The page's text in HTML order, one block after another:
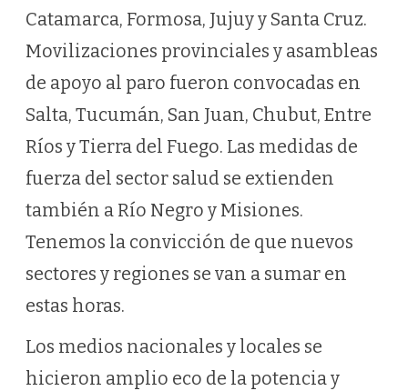
Catamarca, Formosa, Jujuy y Santa Cruz.
Movilizaciones provinciales y asambleas
de apoyo al paro fueron convocadas en
Salta, Tucumán, San Juan, Chubut, Entre
Ríos y Tierra del Fuego. Las medidas de
fuerza del sector salud se extienden
también a Río Negro y Misiones.
Tenemos la convicción de que nuevos
sectores y regiones se van a sumar en
estas horas.
Los medios nacionales y locales se
hicieron amplio eco de la potencia y